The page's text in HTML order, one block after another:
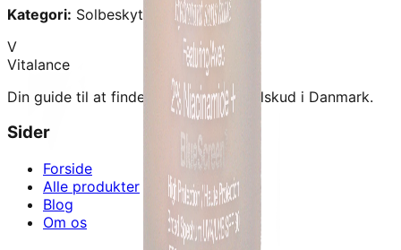
Kategori: Solbeskyttelse
V
Vitalance
Din guide til at finde de bedste kosttilskud i Danmark.
Sider
Forside
Alle produkter
Blog
Om os